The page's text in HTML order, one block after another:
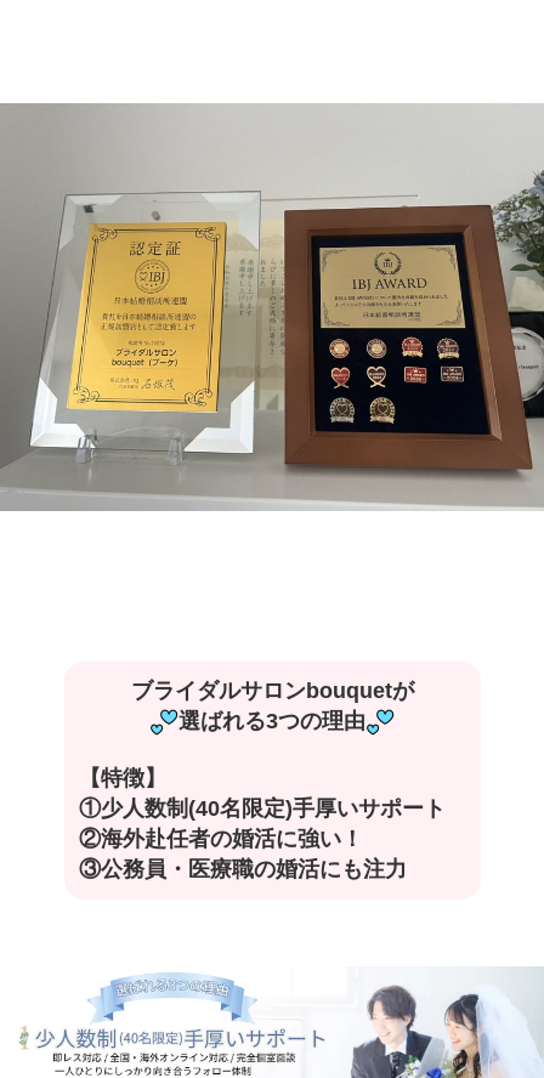
ブライダルサロンbouquetが
選ばれる3つの理由
【特徴】
①少人数制(40名限定)手厚いサポート
②海外赴任者の婚活に強い！
③公務員・医療職の婚活にも注力